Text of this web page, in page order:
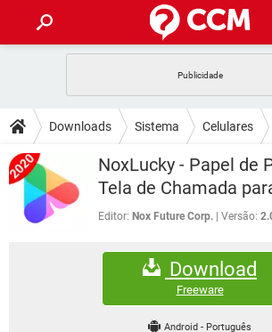
CELULAR FACEBOOK
OUTLOOK EXCEL
INSTAGRAM GMAIL
GUIA DE COMPRAS
DICAS
JOGOS WHATSAPP
CELULAR FACEBOOK
OUTLOOK
DOWNLOADS
JOGOS WHATSAPP
CELULAR FACEBOOK
EXCEL
GMAIL
FÓRUM
FACEBOOK
EXCEL
GMAIL
WHATSAPP
Downloads Sistema Celulares
NoxLucky - Papel de
Tela de Chamada
Editor: Nox Future Corp. Versão:
Download
Freeware
Android - Português